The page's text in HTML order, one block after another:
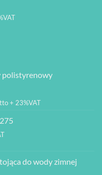
polistyrenowy
zł.
+ 23%VAT
do wody zimnej